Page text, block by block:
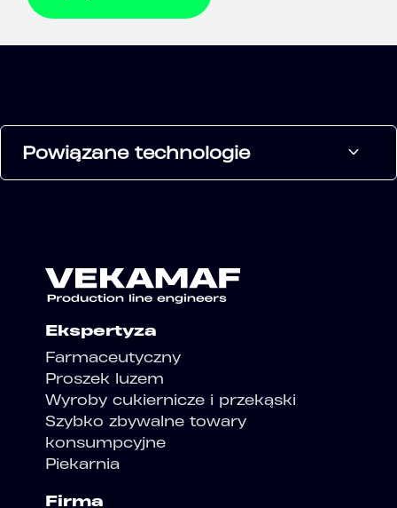
Powiązane technologie
Ekspertyza
Farmaceutyczny
Proszek luzem
Wyroby cukiernicze i przekąski
Szybko zbywalne towary
konsumpcyjne
Piekarnia
Firma